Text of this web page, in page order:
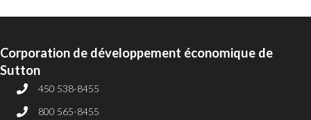
Corporation de développement économique de
Sutton
450 538-8455
800 565-8455